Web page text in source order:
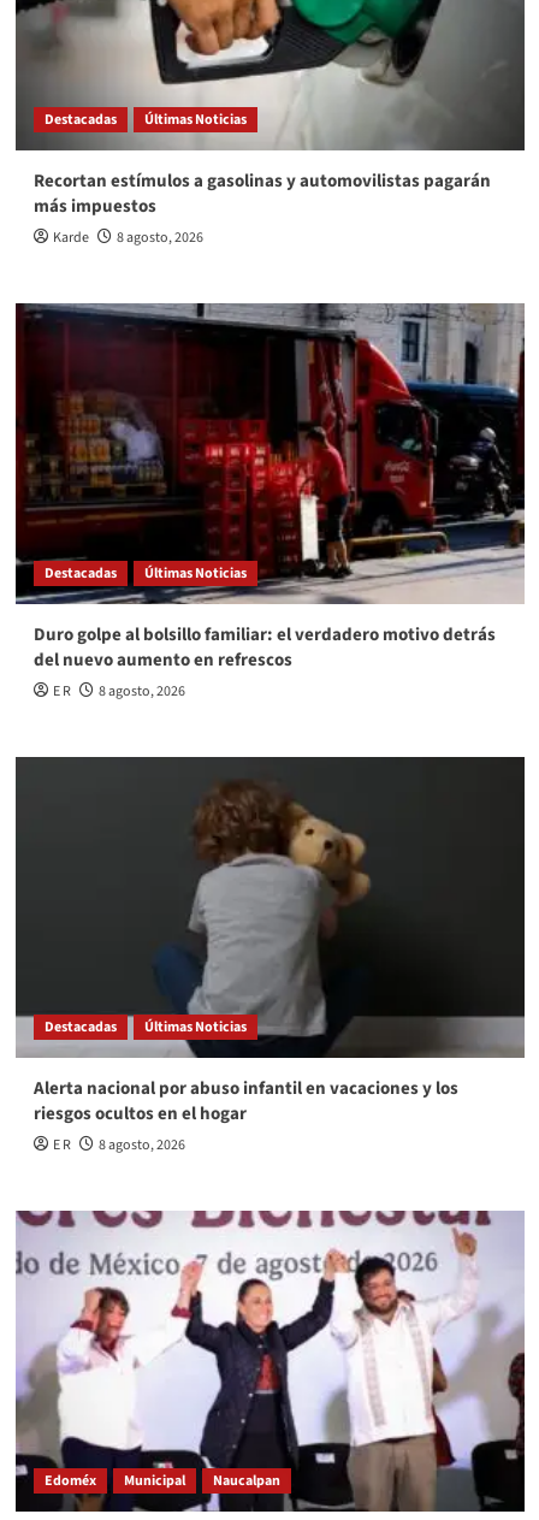
Destacadas Últimas Noticias
Recortan estímulos a gasolinas y automovilistas pagarán
más impuestos
Karde 8 agosto, 2026
Destacadas Últimas Noticias
Duro golpe al bolsillo familiar: el verdadero motivo detrás
del nuevo aumento en refrescos
E R 8 agosto, 2026
Destacadas Últimas Noticias
Alerta nacional por abuso infantil en vacaciones y los
riesgos ocultos en el hogar
E R 8 agosto, 2026
Edoméx Municipal Naucalpan